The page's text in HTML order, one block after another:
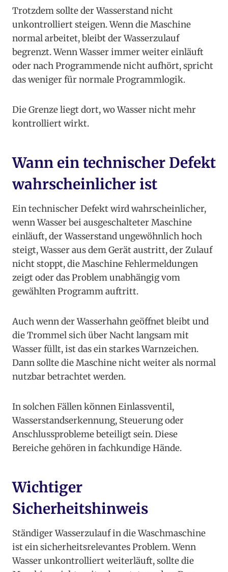
Trotzdem sollte der Wasserstand nicht
unkontrolliert steigen. Wenn die Maschine
normal arbeitet, bleibt der Wasserzulauf
begrenzt. Wenn Wasser immer weiter einläuft
oder nach Programmende nicht aufhört, spricht
das weniger für normale Programmlogik.
Die Grenze liegt dort, wo Wasser nicht mehr
kontrolliert wirkt.
Wann ein technischer Defekt
wahrscheinlicher ist
Ein technischer Defekt wird wahrscheinlicher,
wenn Wasser bei ausgeschalteter Maschine
einläuft, der Wasserstand ungewöhnlich hoch
steigt, Wasser aus dem Gerät austritt, der Zulauf
nicht stoppt, die Maschine Fehlermeldungen
zeigt oder das Problem unabhängig vom
gewählten Programm auftritt.
Auch wenn der Wasserhahn geöffnet bleibt und
die Trommel sich über Nacht langsam mit
Wasser füllt, ist das ein starkes Warnzeichen.
Dann sollte die Maschine nicht weiter als normal
nutzbar betrachtet werden.
In solchen Fällen können Einlassventil,
Wasserstandserkennung, Steuerung oder
Anschlussprobleme beteiligt sein. Diese
Bereiche gehören in fachkundige Hände.
Wichtiger
Sicherheitshinweis
Ständiger Wasserzulauf in die Waschmaschine
ist ein sicherheitsrelevantes Problem. Wenn
Wasser unkontrolliert weiterläuft, sollte die